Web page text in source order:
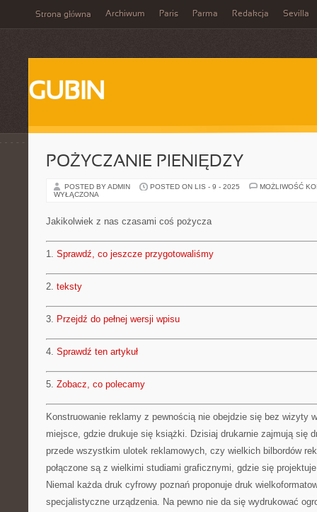
Strona główna Archiwum Paris Parma Redakcja Sevilla
GUBIN
POŻYCZANIE PIENIĘDZY
POSTED BY ADMIN POSTED ON LIS - 9 - 2025
MOŻLIWOŚĆ
WYŁĄCZONA
Jakikolwiek z nas czasami coś pożycza
1. Sprawdź, co jeszcze przygotowaliśmy
2. teksty
3. Przejdź do pełnej wersji wpisu
4. Sprawdź ten artykuł
5. Zobacz, co polecamy
Konstruowanie reklamy z pewnością nie obejdzie się bez wizyty
miejsce, gdzie drukuje się książki. Dzisiaj drukarnie zajmują się
przede wszystkim ulotek reklamowych, czy wielkich bilbordów
połączone są z wielkimi studiami graficznymi, gdzie się
Niemal każda druk cyfrowy poznań proponuje druk
specjalistyczne urządzenia. Na pewno nie da się wydrukować